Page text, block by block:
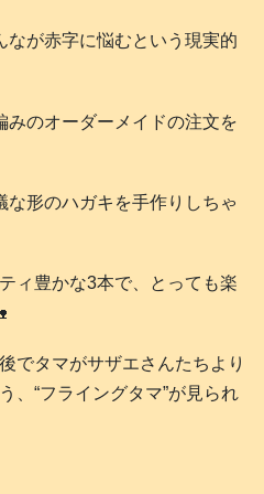
なが赤字に悩むという現実的
みのオーダーメイドの注文を
形のハガキを手作りしちゃ
ィ豊かな3本で、とっても楽
でタマがサザエさんたちより
、“フライングタマ”が見られ